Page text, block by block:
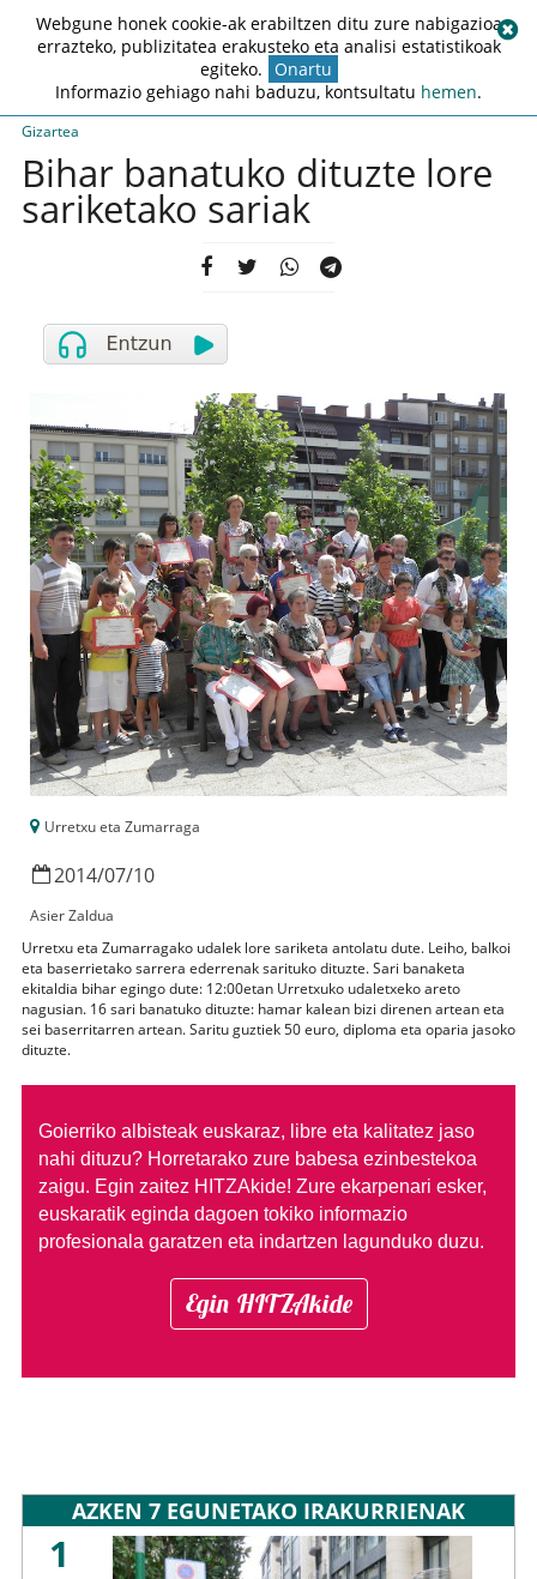
Gizartea
Bihar banatuko dituzte lore
sariketako sariak
Urretxu eta Zumarraga
2014/07/10
Asier Zaldua
Urretxu eta Zumarragako udalek lore sariketa antolatu dute. Leiho, balkoi
eta baserrietako sarrera ederrenak sarituko dituzte. Sari banaketa
ekitaldia bihar egingo dute: 12:00etan Urretxuko udaletxeko areto
nagusian. 16 sari banatuko dituzte: hamar kalean bizi direnen artean eta
sei baserritarren artean. Saritu guztiek 50 euro, diploma eta oparia jasoko
dituzte.
Goierriko albisteak euskaraz, libre eta kalitatez jaso
nahi dituzu? Horretarako zure babesa ezinbestekoa
zaigu. Egin zaitez HITZAkide! Zure ekarpenari esker,
euskaratik eginda dagoen tokiko informazio
profesionala garatzen eta indartzen lagunduko duzu.
Egin HITZAkide
AZKEN 7 EGUNETAKO IRAKURRIENAK
1
Webgune honek cookie-ak erabiltzen ditu zure nabigazioa
errazteko, publizitatea erakusteko eta analisi estatistikoak
egiteko. Onartu
Informazio gehiago nahi baduzu, kontsultatu hemen.